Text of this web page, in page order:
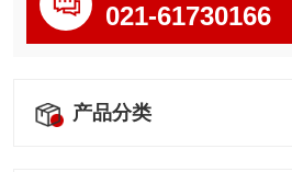
021-61730166
产品分类